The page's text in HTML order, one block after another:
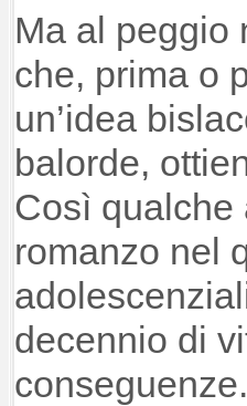
Ma al peggio
che, prima o
un’idea
balorde,
Così qualche
romanzo nel
decennio di
conseguenze.